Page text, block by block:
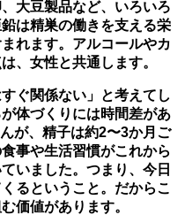
大豆製品など、いろいろ
は精巣の働きを支える栄
れます。アルコールやカ
、女性と共通します。
ぐ関係ない」と考えてし
体づくりには時間差があ
が、 精子は約2〜3か月ご
事や生活習慣がこれから
いました。つまり、今日
るということ。だからこ
価値があります。